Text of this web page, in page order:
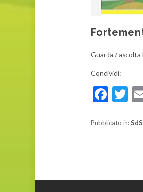
Guarda / ascolta
Condividi:
Pubblicato in: